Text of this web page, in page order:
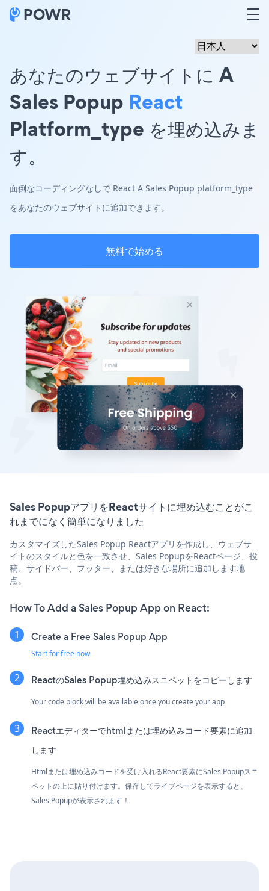
あなたのウェブサイトに A
Sales Popup React
Platform_type を埋め込みま
す。
面倒なコーディングなしで React A Sales Popup platform_type
をあなたのウェブサイトに追加できます。
無料で始める
Sales PopupアプリをReactサイトに埋め込むことがこ
れまでになく簡単になりました
カスタマイズしたSales Popup Reactアプリを作成し、ウェブサ
イトのスタイルと色を一致させ、Sales PopupをReactページ、投
稿、サイドバー、フッター、または好きな場所に追加します地
点。
How To Add a Sales Popup App on React:
Create a Free Sales Popup App
Start for free now
ReactのSales Popup埋め込みスニペットをコピーします
Your code block will be available once you create your app
Reactエディターでhtmlまたは埋め込みコード要素に追加
します
Htmlまたは埋め込みコードを受け入れるReact要素にSales Popupスニ
ペットの上に貼り付けます。保存してライブページを表示すると、
Sales Popupが表示されます！